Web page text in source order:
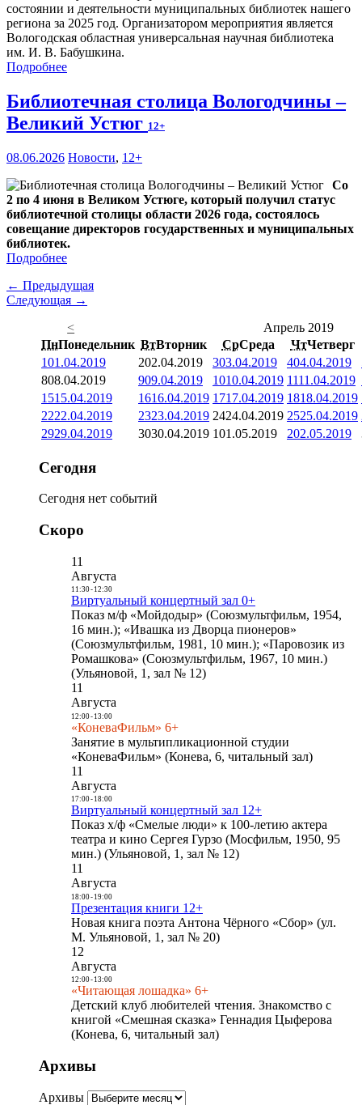
состоянии и деятельности муниципальных библиотек нашего
региона за 2025 год. Организатором мероприятия является
Вологодская областная универсальная научная библиотека
им. И. В. Бабушкина.
Подробнее
Библиотечная столица Вологодчины –
Великий Устюг 12+
08.06.2026 Новости, 12+
Со
2 по 4 июня в Великом Устюге, который получил статус
библиотечной столицы области 2026 года, состоялось
совещание директоров государственных и муниципальных
библиотек.
Подробнее
← Предыдущая
Следующая →
<
Апрель 2019
ПнПонедельник ВтВторник СрСреда ЧтЧетверг
101.04.2019 202.04.2019 303.04.2019 404.04.2019
808.04.2019 909.04.2019 1010.04.2019 1111.04.2019
1515.04.2019 1616.04.2019 1717.04.2019 1818.04.2019
2222.04.2019 2323.04.2019 2424.04.2019 2525.04.2019
2929.04.2019 3030.04.2019 101.05.2019 202.05.2019
Сегодня
Сегодня нет событий
Скоро
11
Августа
11:30- 12:30
Виртуальный концертный зал 0+
Показ м/ф «Мойдодыр» (Союзмультфильм, 1954,
16 мин.); «Ивашка из Дворца пионеров»
(Союзмультфильм, 1981, 10 мин.); «Паровозик из
Ромашкова» (Союзмультфильм, 1967, 10 мин.)
(Ульяновой, 1, зал № 12)
11
Августа
12:00- 13:00
«КоневаФильм» 6+
Занятие в мультипликационной студии
«КоневаФильм» (Конева, 6, читальный зал)
11
Августа
17:00- 18:00
Виртуальный концертный зал 12+
Показ х/ф «Смелые люди» к 100-летию актера
театра и кино Сергея Гурзо (Мосфильм, 1950, 95
мин.) (Ульяновой, 1, зал № 12)
11
Августа
18:00- 19:00
Презентация книги 12+
Новая книга поэта Антона Чёрного «Сбор» (ул.
М. Ульяновой, 1, зал № 20)
12
Августа
12:00- 13:00
«Читающая лошадка» 6+
Детский клуб любителей чтения. Знакомство с
книгой «Смешная сказка» Геннадия Цыферова
(Конева, 6, читальный зал)
Архивы
Архивы